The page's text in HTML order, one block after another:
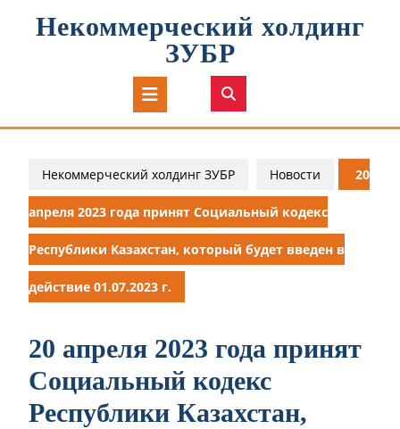
Некоммерческий холдинг
ЗУБР
Кнопка
Открыть
Некоммерческий холдинг ЗУБР Новости 20
апреля 2023 года принят Социальный кодекс
Республики Казахстан, который будет введен в
действие 01.07.2023 г.
20 апреля 2023 года принят
Социальный кодекс
Республики Казахстан,